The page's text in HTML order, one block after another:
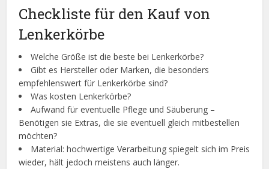
Checkliste für den Kauf von
Lenkerkörbe
Welche Größe ist die beste bei Lenkerkörbe?
Gibt es Hersteller oder Marken, die besonders
empfehlenswert für Lenkerkörbe sind?
Was kosten Lenkerkörbe?
Aufwand für eventuelle Pflege und Säuberung –
Benötigen sie Extras, die sie eventuell gleich mitbestellen
möchten?
Material: hochwertige Verarbeitung spiegelt sich im Preis
wieder, hält jedoch meistens auch länger.